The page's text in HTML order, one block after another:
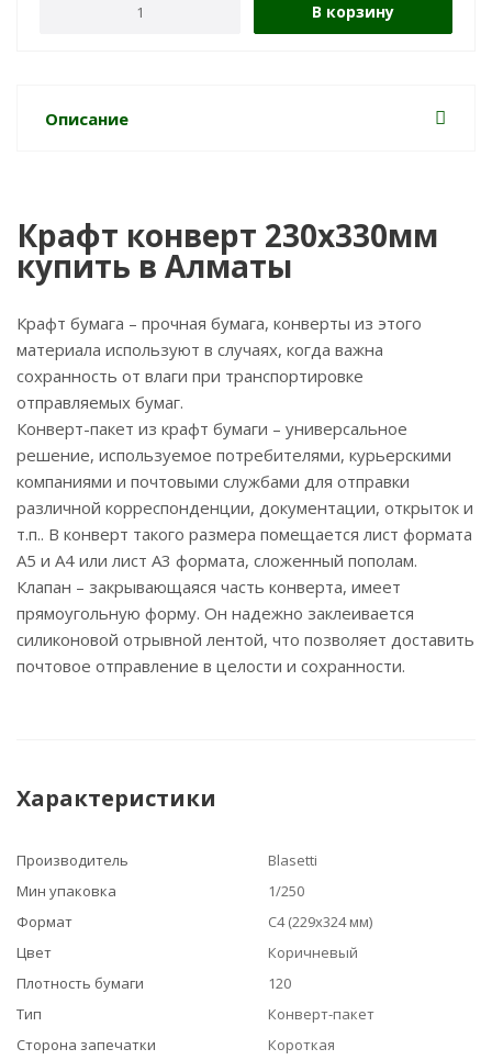
В корзину
Описание
Крафт конверт 230х330мм
купить в Алматы
Крафт бумага – прочная бумага, конверты из этого
материала используют в случаях, когда важна
сохранность от влаги при транспортировке
отправляемых бумаг.
Конверт-пакет из крафт бумаги – универсальное
решение, используемое потребителями, курьерскими
компаниями и почтовыми службами для отправки
различной корреспонденции, документации, открыток и
т.п.. В конверт такого размера помещается лист формата
А5 и А4 или лист А3 формата, сложенный пополам.
Клапан – закрывающаяся часть конверта, имеет
прямоугольную форму. Он надежно заклеивается
силиконовой отрывной лентой, что позволяет доставить
почтовое отправление в целости и сохранности.
Характеристики
Производитель
Blasetti
Мин упаковка
1/250
Формат
С4 (229х324 мм)
Цвет
Коричневый
Плотность бумаги
120
Тип
Конверт-пакет
Сторона запечатки
Короткая